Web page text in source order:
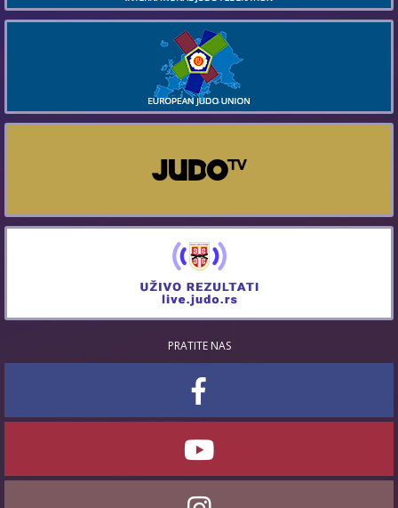
PRATITE NAS